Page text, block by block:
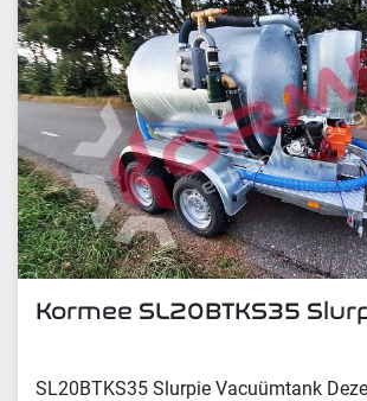
Kormee SL20BTKS35
SL20BTKS35 Slurpie Vacuümtank